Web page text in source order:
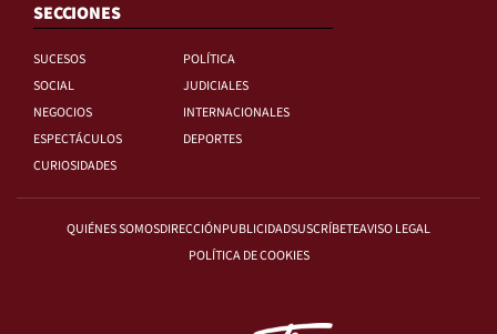
SECCIONES
SUCESOS
POLÍTICA
SOCIAL
JUDICIALES
NEGOCIOS
INTERNACIONALES
ESPECTÁCULOS
DEPORTES
CURIOSIDADES
QUIÉNES SOMOSDIRECCIÓNPUBLICIDADSUSCRÍBETEAVISO LEGAL
POLÍTICA DE COOKIES